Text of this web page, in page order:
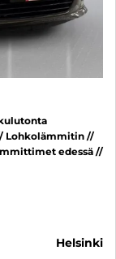
Lohkolämmitin //
edessä //
helsinki